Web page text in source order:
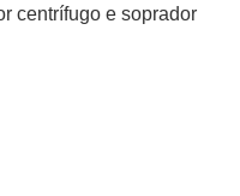
centrífugo e soprador